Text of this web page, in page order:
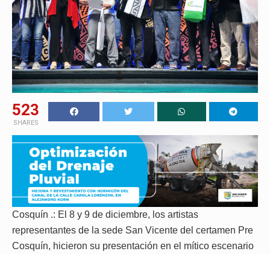
523
SHARES
Cosquín .: El 8 y 9 de diciembre, los artistas
representantes de la sede San Vicente del certamen Pre
Cosquín, hicieron su presentación en el mítico escenario